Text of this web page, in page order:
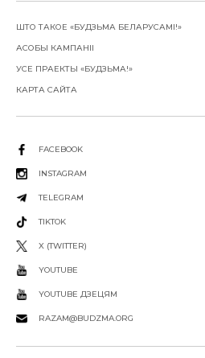
ШТО ТАКОЕ «БУДЗЬМА БЕЛАРУСАМІ!»
АСОБЫ КАМПАНІІ
УСЕ ПРАЕКТЫ «БУДЗЬМА!»
КАРТА САЙТА
FACEBOOK
INSTAGRAM
TELEGRAM
TIKTOK
X (TWITTER)
YOUTUBE
YOUTUBE ДЗЕЦЯМ
RAZAM@BUDZMA.ORG